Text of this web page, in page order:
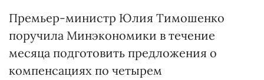
Премьер-министр Юлия Тимошенко
поручила Минэкономики в течение
месяца подготовить предложения о
компенсациях по четырем